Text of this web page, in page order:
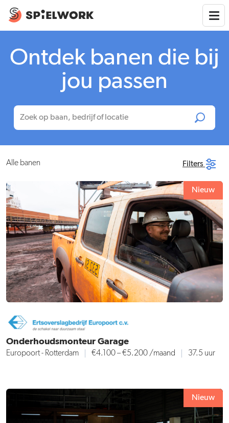
Ontdek banen die bij
jou passen
Alle banen Filters
Nieuw
Onderhoudsmonteur Garage
Europoort - Rotterdam €4.100 – €5.200 /maand 37.5 uur
Nieuw